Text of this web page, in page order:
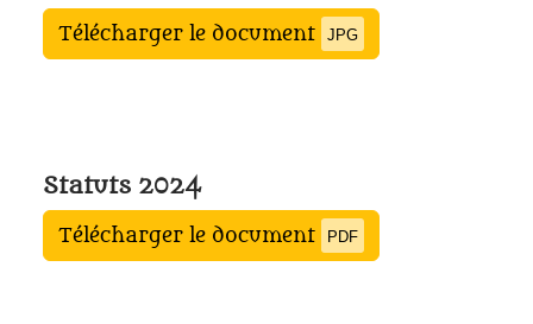
Télécharger le document JPG
Statuts 2024
Télécharger le document PDF